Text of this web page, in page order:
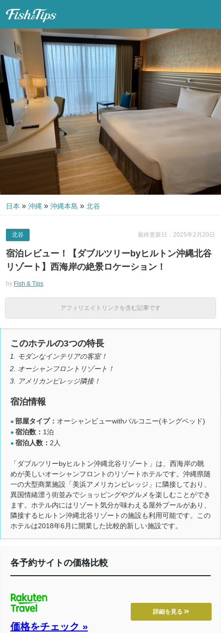
日本 » 沖縄 » 沖縄本島 » 北谷
最終更新日：2025年2月20日
北谷
宿泊レビュー！【ダブルツリーbyヒルトン沖縄北谷
リゾート】西海岸の絶景ロケーション！
by Fish & Tips
アフィリエイトリンクを含む記事です
このホテルの3つの特長
モダンなインテリアの客室！
オーシャンフロントリゾート！
アメリカンビレッジ隣接！
宿泊情報
● 部屋タイプ： オーシャンビューwithバルコニー(キングベッド)
● 宿泊数： 1泊
● 宿泊人数： 2人
「ダブルツリーbyヒルトン沖縄北谷リゾート」は、西海岸の眺
めが美しいオーシャンフロントのリゾートホテルです。沖縄県随
一の大型商業施設「美浜アメリカンビレッジ」に隣接しており、
異国情緒漂う街並みでショッピングやグルメを楽しむことができ
ます。ホテル内にはリゾート気分が味わえる屋外プールがあり、
隣接するヒルトン沖縄北谷リゾートの施設も利用可能です。この
ホテルは2018年6月に開業した比較的新しい施設です。
各予約サイトの価格比較
詳細を見る
価格をチェック »